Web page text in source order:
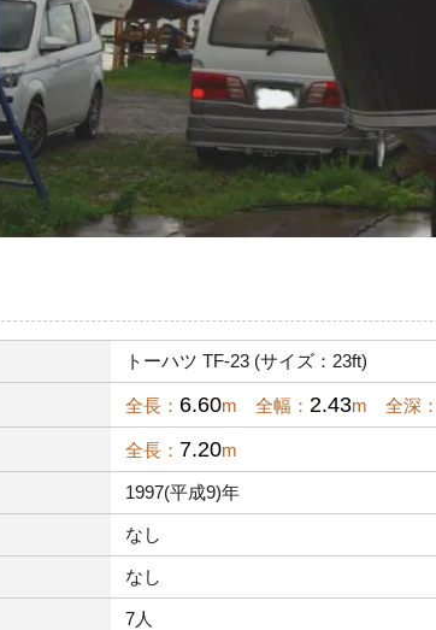
トーハツ TF-23 (サイズ：23ft)
全長： 6.60m 全幅： 2.43m 全深：
全長： 7.20m
1997(平成9)年
なし
なし
7人